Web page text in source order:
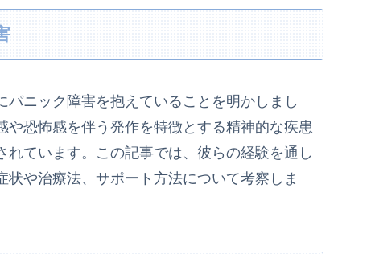
ニック障害を抱えていることを明かしまし
恐怖感を伴う発作を特徴とする精神的な疾患
ています。この記事では、彼らの経験を通し
や治療法、サポート方法について考察しま